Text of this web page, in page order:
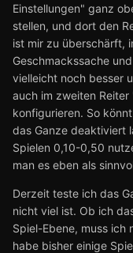
Einstellungen" ganz
stellen, und dort den
ist mir zu überschärft,
Geschmackssache
vielleicht noch besser
auch im zweiten
konfigurieren. So
das Ganze deaktiviert
Spielen 0,10-0,50
man es eben als
Derzeit teste ich das
nicht viel ist. Ob ich
Spiel-Ebene, muss ich
habe bisher einige